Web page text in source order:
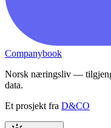
Companybook
Norsk næringsliv —
data.
Et prosjekt fra D&CO